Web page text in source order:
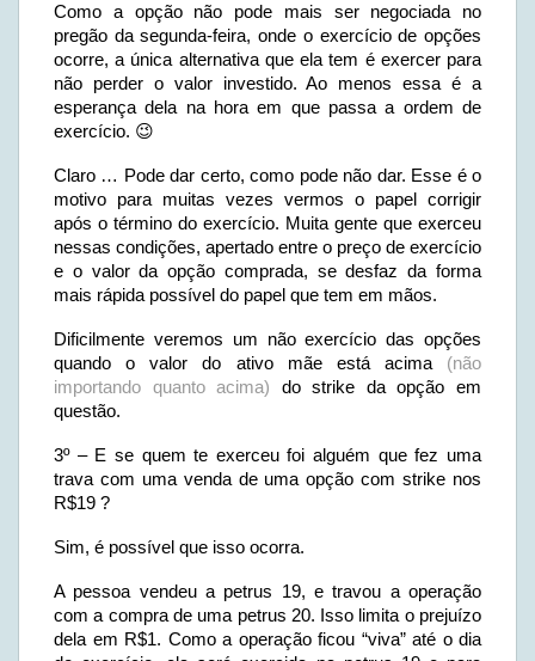
Como a opção não pode mais ser negociada no
pregão da segunda-feira, onde o exercício de opções
ocorre, a única alternativa que ela tem é exercer para
não perder o valor investido. Ao menos essa é a
esperança dela na hora em que passa a ordem de
exercício. 😉
Claro … Pode dar certo, como pode não dar. Esse é o
motivo para muitas vezes vermos o papel corrigir
após o término do exercício. Muita gente que exerceu
nessas condições, apertado entre o preço de exercício
e o valor da opção comprada, se desfaz da forma
mais rápida possível do papel que tem em mãos.
Dificilmente veremos um não exercício das opções
quando o valor do ativo mãe está acima (não
importando quanto acima) do strike da opção em
questão.
3º – E se quem te exerceu foi alguém que fez uma
trava com uma venda de uma opção com strike nos
R$19 ?
Sim, é possível que isso ocorra.
A pessoa vendeu a petrus 19, e travou a operação
com a compra de uma petrus 20. Isso limita o prejuízo
dela em R$1. Como a operação ficou “viva” até o dia